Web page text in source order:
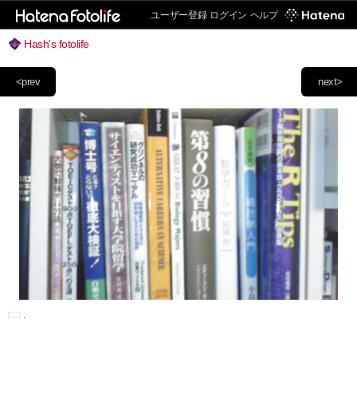
ユーザー登録 ログイン ヘルプ
Hash's fotolife
next>
<prev